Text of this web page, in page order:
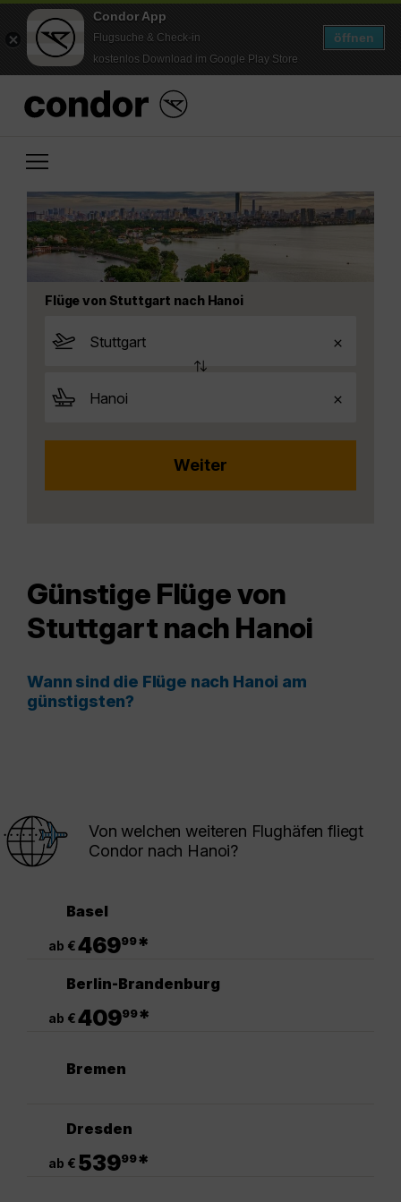
Condor App
Flugsuche & Check-in
kostenlos Download im Google Play Store
öffnen
Flüge von Stuttgart nach Hanoi
Günstige Flüge von
Stuttgart nach Hanoi
Wann sind die Flüge nach Hanoi am
günstigsten?
Von welchen weiteren Flughäfen fliegt
Condor nach Hanoi?
Basel
ab €46999*
Berlin-Brandenburg
ab €40999*
Bremen
Dresden
ab € 53999*